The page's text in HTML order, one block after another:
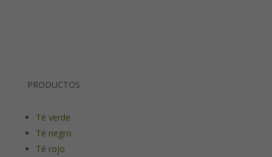
PRODUCTOS
Té verde
Té negro
Té rojo